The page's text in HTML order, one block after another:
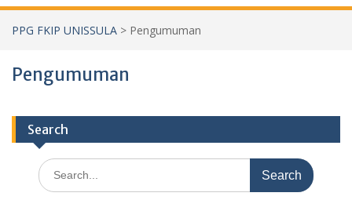
PPG FKIP UNISSULA > Pengumuman
Pengumuman
Search
Search
for: